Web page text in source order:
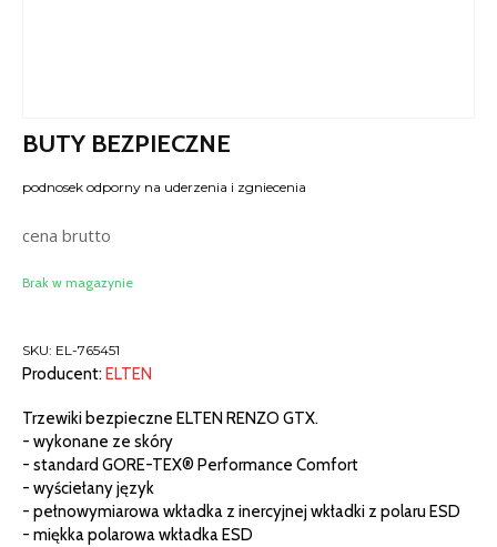
BUTY BEZPIECZNE
podnosek odporny na uderzenia i zgniecenia
cena brutto
Brak w magazynie
SKU: EL-765451
Producent:ELTEN
Trzewiki bezpieczne ELTEN RENZO GTX.
- wykonane ze skóry
- standard GORE-TEX® Performance Comfort
- wyściełany język
- pełnowymiarowa wkładka z inercyjnej wkładki z polaru ESD
- miękka polarowa wkładka ESD